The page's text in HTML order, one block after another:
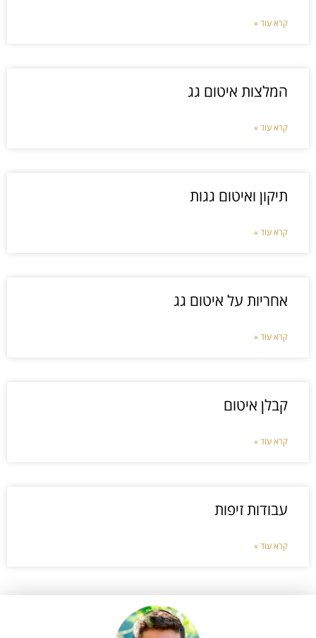
קרא עוד »
המלצות איטום גג
קרא עוד »
תיקון ואיטום גגות
קרא עוד »
אחריות על איטום גג
קרא עוד »
קבלן איטום
קרא עוד »
עבודות זיפות
קרא עוד »